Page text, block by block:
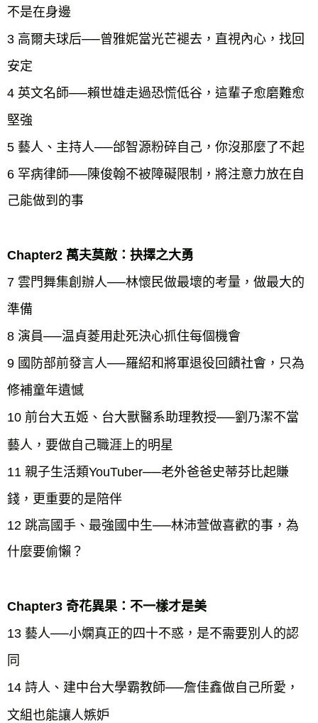
不是在身邊
3 高爾夫球后──曾雅妮當光芒褪去，直視內心，找回
安定
4 英文名師──賴世雄走過恐慌低谷，這輩子愈磨難愈
堅強
5 藝人、主持人──邰智源粉碎自己，你沒那麼了不起
6 罕病律師──陳俊翰不被障礙限制，將注意力放在自
己能做到的事
Chapter2 萬夫莫敵：抉擇之大勇
7 雲門舞集創辦人──林懷民做最壞的考量，做最大的
準備
8 演員──温貞菱用赴死決心抓住每個機會
9 國防部前發言人──羅紹和將軍退役回饋社會，只為
修補童年遺憾
10 前台大五姬、台大獸醫系助理教授──劉乃潔不當
藝人，要做自己職涯上的明星
11 親子生活類YouTuber──老外爸爸史蒂芬比起賺
錢，更重要的是陪伴
12 跳高國手、最強國中生──林沛萱做喜歡的事，為
什麼要偷懶？
Chapter3 奇花異果：不一樣才是美
13 藝人──小嫻真正的四十不惑，是不需要別人的認
同
14 詩人、建中台大學霸教師──詹佳鑫做自己所愛，
文組也能讓人嫉妒